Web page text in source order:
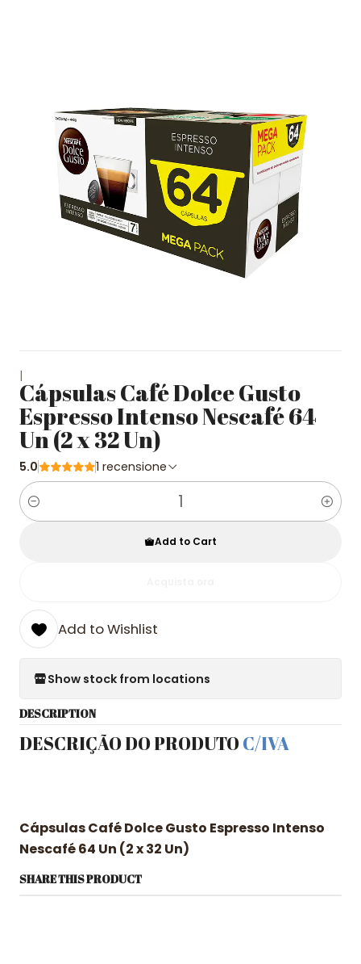
|
Cápsulas Café Dolce Gusto
Espresso Intenso Nescafé 64
Un (2 x 32 Un)
5.0 1 recensione
Quantity
Add to Cart
Add to Wishlist
Show stock from locations
DESCRIPTION
DESCRIÇÃO DO PRODUTOC/IVA
Cápsulas Café Dolce Gusto Espresso Intenso
Nescafé 64 Un (2 x 32 Un)
SHARE THIS PRODUCT